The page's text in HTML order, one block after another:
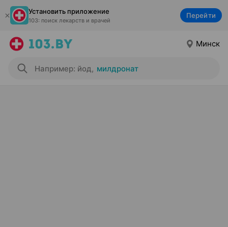
Установить приложение
103: поиск лекарств и врачей
Перейти
Минск
Например: йод, милдронат